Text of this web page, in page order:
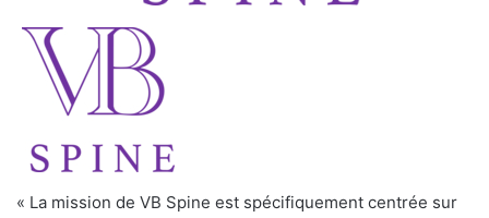
« La mission de VB Spine est spécifiquement centrée sur